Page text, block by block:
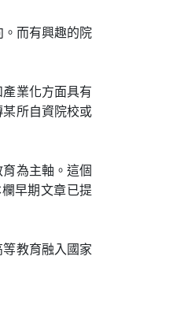
而有興趣的院
業化方面具有
所自資院校或
為主軸。這個
早期文章已提
教育融入國家